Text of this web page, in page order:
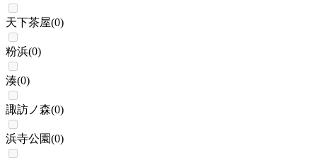
天下茶屋(0)
粉浜(0)
湊(0)
諏訪ノ森(0)
浜寺公園(0)